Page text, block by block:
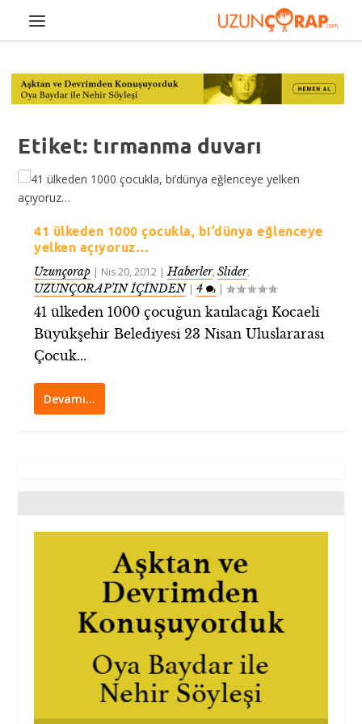
Etiket: tırmanma duvarı
41 ülkeden 1000 çocukla, bi’dünya eğlenceye
yelken açıyoruz…
Uzunçorap | Nis 20, 2012 |Haberler,Slider,
UZUNÇORAP’IN İÇİNDEN|4 |
41 ülkeden 1000 çocuğun katılacağı Kocaeli
Büyükşehir Belediyesi 23 Nisan Uluslararası
Çocuk...
Devamı…